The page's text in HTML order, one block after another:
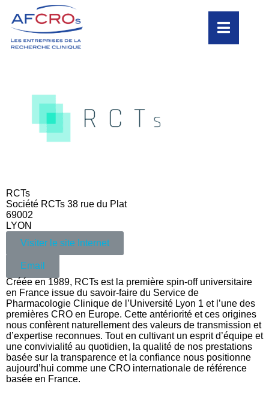
RCTs
Société RCTs 38 rue du Plat
69002
LYON
Visiter le site Internet
Email
Créée en 1989, RCTs est la première spin-off universitaire
en France issue du savoir-faire du Service de
Pharmacologie Clinique de l’Université Lyon 1 et l’une des
premières CRO en Europe. Cette antériorité et ces origines
nous confèrent naturellement des valeurs de transmission et
d’expertise reconnues. Tout en cultivant un esprit d’équipe et
une convivialité au quotidien, la qualité de nos prestations
basée sur la transparence et la confiance nous positionne
aujourd’hui comme une CRO internationale de référence
basée en France.